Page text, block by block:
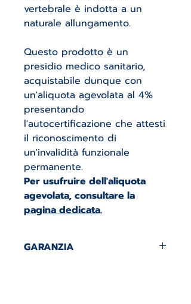
vertebrale è indotta a un
naturale allungamento.
Questo prodotto è un
presidio medico sanitario,
acquistabile dunque con
un'aliquota agevolata al 4%
presentando
l'autocertificazione che attesti
il riconoscimento di
un'invalidità funzionale
permanente.
Per usufruire dell'aliquota
agevolata, consultare la
pagina dedicata.
GARANZIA